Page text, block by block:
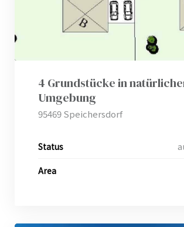
4 Grundstücke in
Umgebung
95469 Speichersdorf
Status
Area